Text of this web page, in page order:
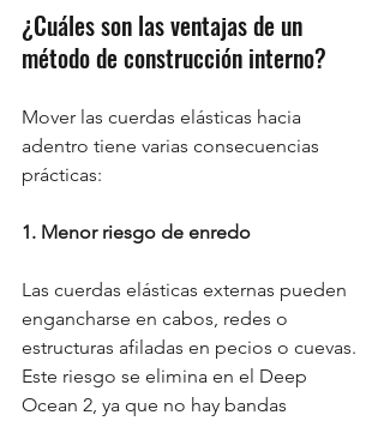
¿Cuáles son las ventajas de un
método de construcción interno?
Mover las cuerdas elásticas hacia
adentro tiene varias consecuencias
prácticas:
1. Menor riesgo de enredo
Las cuerdas elásticas externas pueden
engancharse en cabos, redes o
estructuras afiladas en pecios o cuevas.
Este riesgo se elimina en el Deep
Ocean 2, ya que no hay bandas